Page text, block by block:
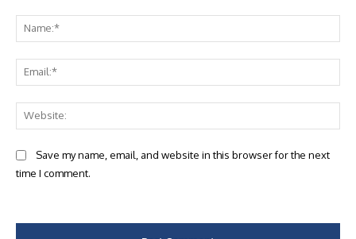
Save my name, email, and website in this browser for the next
time I comment.